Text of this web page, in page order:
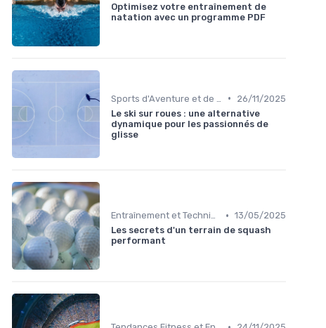
Optimisez votre entraînement de
natation avec un programme PDF
•
26/11/2025
Le ski sur roues : une alternative
dynamique pour les passionnés de
glisse
Entraînement et Techniques • 13/05/2025
Les secrets d'un terrain de squash
performant